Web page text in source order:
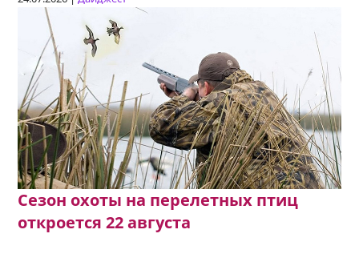
Сезон охоты на перелетных птиц
откроется 22 августа